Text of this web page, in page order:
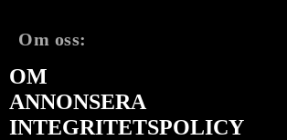
Om oss:
OM
ANNONSERA
INTEGRITETSPOLICY